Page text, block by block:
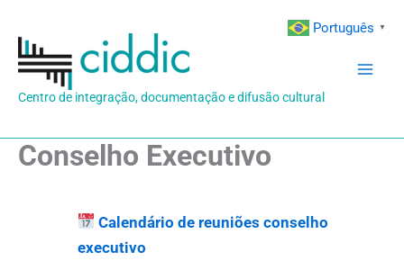
para
conteúdo
Centro de integração, documentação e difusão cultural
Conselho Executivo
Calendário de reuniões conselho
executivo
Português ▼